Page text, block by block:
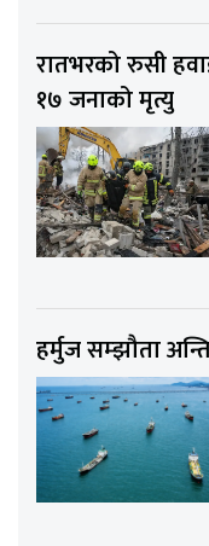
रातभरको रुसी
१७ जनाको मृत्यु
हर्मुज सम्झौता